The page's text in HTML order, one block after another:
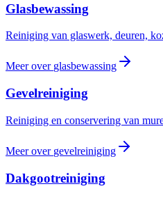
Glasbewassing
Reiniging van glaswerk, deuren,
Meer over glasbewassing
Gevelreiniging
Reiniging en conservering van
Meer over gevelreiniging
Dakgootreiniging